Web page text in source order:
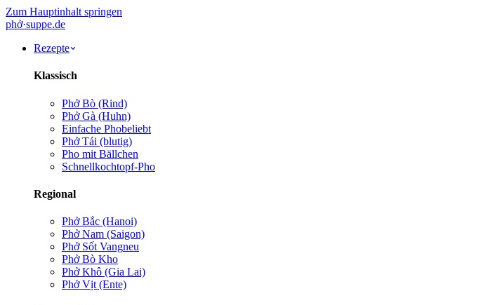
Zum Hauptinhalt springen
phở·suppe.de
Rezepte
Klassisch
Phở Bò (Rind)
Phở Gà (Huhn)
Einfache Phobeliebt
Phở Tái (blutig)
Pho mit Bällchen
Schnellkochtopf-Pho
Regional
Phở Bắc (Hanoi)
Phở Nam (Saigon)
Phở Sốt Vangneu
Phở Bò Kho
Phở Khô (Gia Lai)
Phở Vịt (Ente)